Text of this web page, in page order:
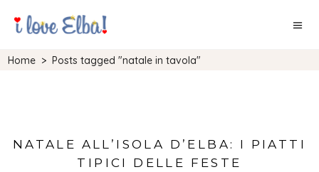
Home >Posts tagged "natale in tavola"
NATALE ALL’ISOLA D’ELBA: I PIATTI
TIPICI DELLE FESTE